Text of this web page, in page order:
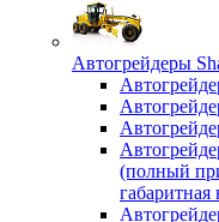
Автогрейдеры
(полный
габаритная